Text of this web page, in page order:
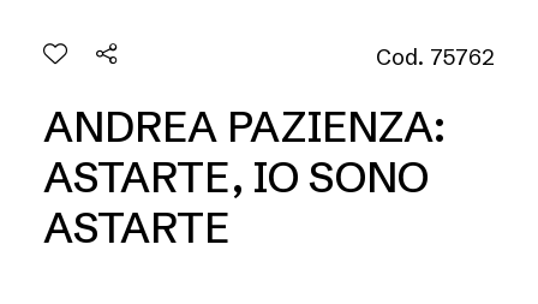
Cod. 75762
ANDREA PAZIENZA:
ASTARTE, IO SONO
ASTARTE